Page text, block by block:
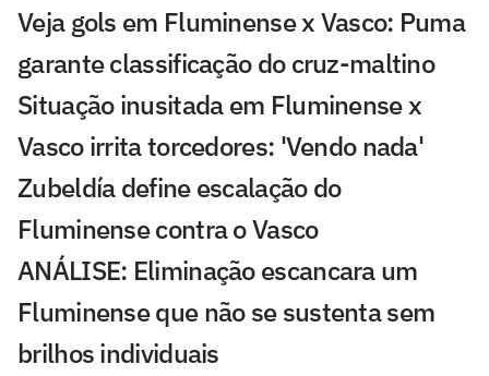
Veja gols em Fluminense x Vasco: Puma
garante classificação do cruz-maltino
Situação inusitada em Fluminense x
Vasco irrita torcedores: 'Vendo nada'
Zubeldía define escalação do
Fluminense contra o Vasco
ANÁLISE: Eliminação escancara um
Fluminense que não se sustenta sem
brilhos individuais